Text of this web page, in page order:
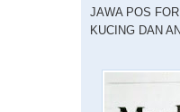
JAWA POS
KUCING DAN